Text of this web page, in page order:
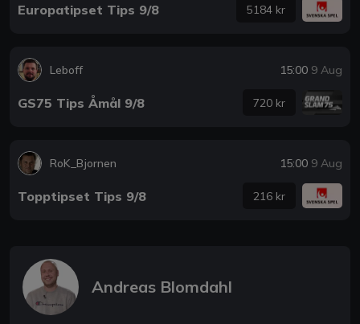
Europatipset Tips 9/8 5184 kr
Leboff 15:00 9 Aug
GS75 Tips Åmål 9/8 720 kr
RoK_Bjornen 15:00 9 Aug
Topptipset Tips 9/8 216 kr
Andreas Blomdahl